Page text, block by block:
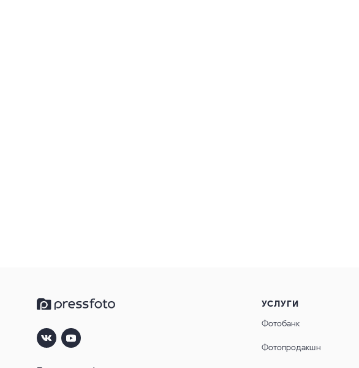
УСЛУГИ
Фотобанк
Фотопродакшн